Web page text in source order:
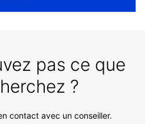
pas ce que
?
contact avec un conseiller.